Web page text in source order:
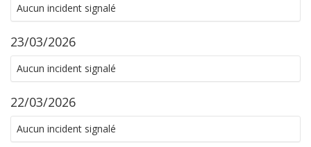
Aucun incident signalé
23/03/2026
Aucun incident signalé
22/03/2026
Aucun incident signalé